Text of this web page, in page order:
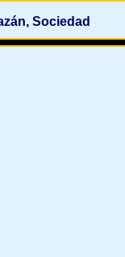
Sociedad